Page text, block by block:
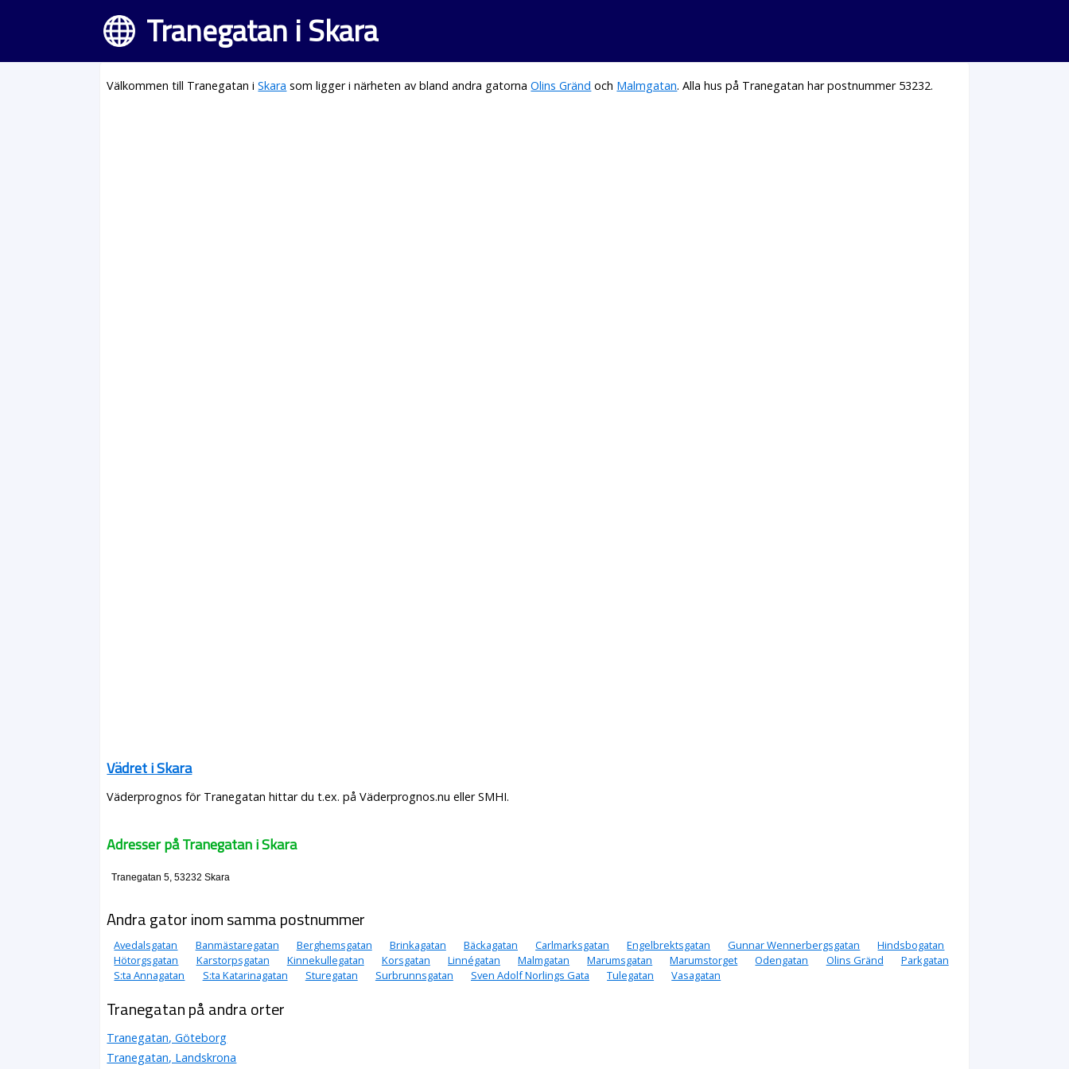
Tranegatan i Skara
Välkommen till Tranegatan iSkara som ligger i närheten av bland andra gatornaOlins Gränd och Malmgatan. Alla hus på Tranegatan har postnummer 53232.
Vädret i Skara
Väderprognos för Tranegatan hittar du t.ex. på Väderprognos.nu eller SMHI.
Adresser på Tranegatan i Skara
Tranegatan 5, 53232 Skara
Andra gator inom samma postnummer
Avedalsgatan Banmästaregatan Berghemsgatan Brinkagatan Bäckagatan Carlmarksgatan Engelbrektsgatan Gunnar Wennerbergsgatan
Hindsbogatan
Hötorgsgatan
Karstorpsgatan Kinnekullegatan Korsgatan Linnégatan Malmgatan Marumsgatan Marumstorget Odengatan Olins Gränd
Parkgatan
S:ta Annagatan
S:ta Katarinagatan Sturegatan Surbrunnsgatan Sven Adolf Norlings Gata Tulegatan Vasagatan
Tranegatan på andra orter
Tranegatan, Göteborg
Tranegatan, Landskrona